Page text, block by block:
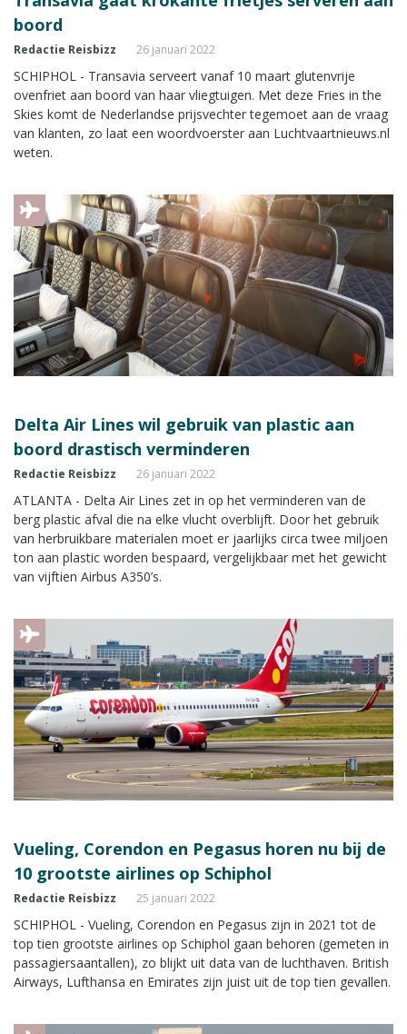
boord
Redactie Reisbizz 26 januari 2022
SCHIPHOL - Transavia serveert vanaf 10 maart glutenvrije
ovenfriet aan boord van haar vliegtuigen. Met deze Fries in the
Skies komt de Nederlandse prijsvechter tegemoet aan de vraag
van klanten, zo laat een woordvoerster aan Luchtvaartnieuws.nl
weten.
Delta Air Lines wil gebruik van plastic aan
boord drastisch verminderen
Redactie Reisbizz 26 januari 2022
ATLANTA - Delta Air Lines zet in op het verminderen van de
berg plastic afval die na elke vlucht overblijft. Door het gebruik
van herbruikbare materialen moet er jaarlijks circa twee miljoen
ton aan plastic worden bespaard, vergelijkbaar met het gewicht
van vijftien Airbus A350’s.
Vueling, Corendon en Pegasus horen nu bij de
10 grootste airlines op Schiphol
Redactie Reisbizz 25 januari 2022
SCHIPHOL - Vueling, Corendon en Pegasus zijn in 2021 tot de
top tien grootste airlines op Schiphol gaan behoren (gemeten in
passagiersaantallen), zo blijkt uit data van de luchthaven. British
Airways, Lufthansa en Emirates zijn juist uit de top tien gevallen.